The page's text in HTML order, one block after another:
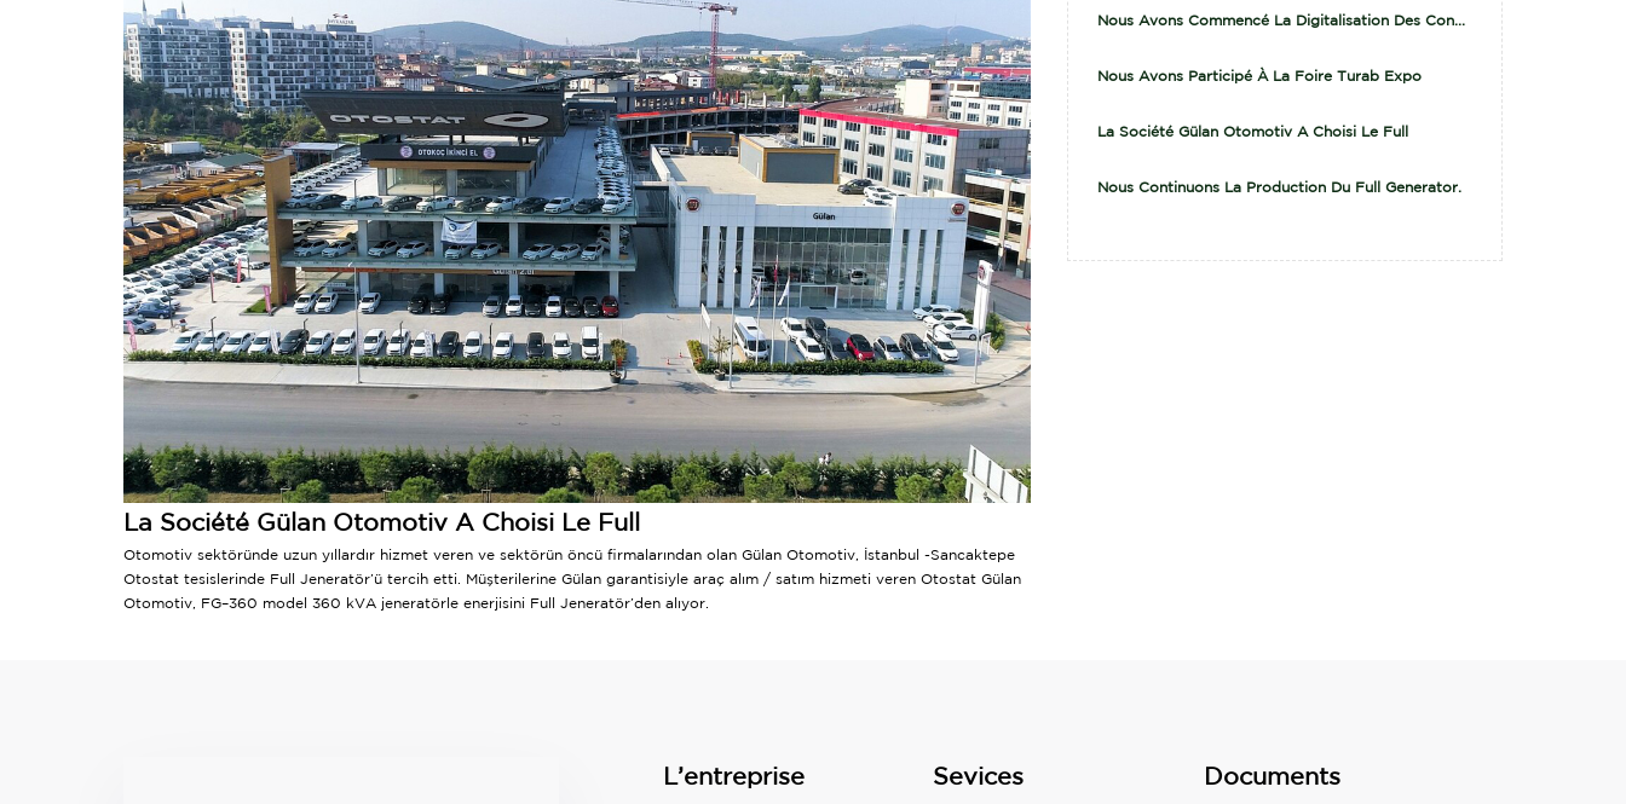
La Société Gülan Otomotiv A Choisi Le Full
Otomotiv sektöründe uzun yıllardır hizmet veren ve sektörün öncü firmalarından olan Gülan Otomotiv, İstanbul -Sancaktepe
Otostat tesislerinde Full Jeneratör’ü tercih etti. Müşterilerine Gülan garantisiyle araç alım / satım hizmeti veren Otostat Gülan
Otomotiv, FG–360 model 360 kVA jeneratörle enerjisini Full Jeneratör’den alıyor.
Nous Avons Commencé La Digitalisation Des Con...
Nous Avons Participé À La Foire Turab Expo
La Société Gülan Otomotiv A Choisi Le Full
Nous Continuons La Production Du Full Generator.
L’entreprise Sevices Documents